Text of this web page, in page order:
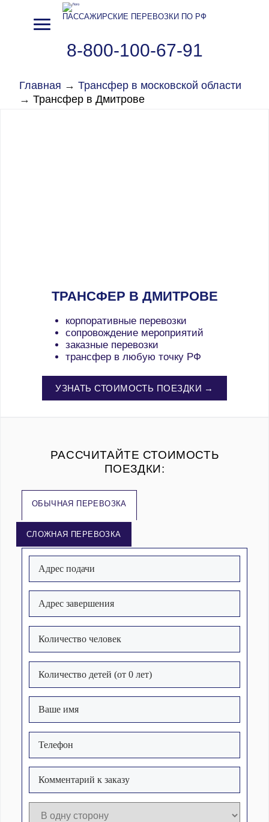
ПАССАЖИРСКИЕ ПЕРЕВОЗКИ ПО РФ
8-800-100-67-91
Главная → Трансфер в московской области
→ Трансфер в Дмитрове
ТРАНСФЕР В ДМИТРОВЕ
корпоративные перевозки
сопровождение мероприятий
заказные перевозки
трансфер в любую точку РФ
УЗНАТЬ СТОИМОСТЬ ПОЕЗДКИ →
РАССЧИТАЙТЕ СТОИМОСТЬ
ПОЕЗДКИ:
ОБЫЧНАЯ ПЕРЕВОЗКА
СЛОЖНАЯ ПЕРЕВОЗКА